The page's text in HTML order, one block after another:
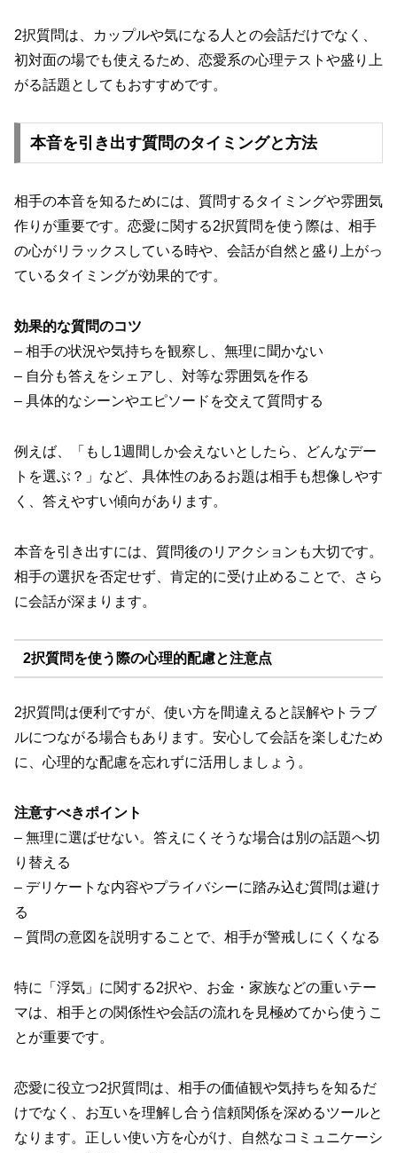
2択質問は、カップルや気になる人との会話だけでなく、
初対面の場でも使えるため、恋愛系の心理テストや盛り上
がる話題としてもおすすめです。
本音を引き出す質問のタイミングと方法
相手の本音を知るためには、質問するタイミングや雰囲気
作りが重要です。恋愛に関する2択質問を使う際は、相手
の心がリラックスしている時や、会話が自然と盛り上がっ
ているタイミングが効果的です。
効果的な質問のコツ
– 相手の状況や気持ちを観察し、無理に聞かない
– 自分も答えをシェアし、対等な雰囲気を作る
– 具体的なシーンやエピソードを交えて質問する
例えば、「もし1週間しか会えないとしたら、どんなデー
トを選ぶ？」など、具体性のあるお題は相手も想像しやす
く、答えやすい傾向があります。
本音を引き出すには、質問後のリアクションも大切です。
相手の選択を否定せず、肯定的に受け止めることで、さら
に会話が深まります。
2択質問を使う際の心理的配慮と注意点
2択質問は便利ですが、使い方を間違えると誤解やトラブ
ルにつながる場合もあります。安心して会話を楽しむため
に、心理的な配慮を忘れずに活用しましょう。
注意すべきポイント
– 無理に選ばせない。答えにくそうな場合は別の話題へ切
り替える
– デリケートな内容やプライバシーに踏み込む質問は避け
る
– 質問の意図を説明することで、相手が警戒しにくくなる
特に「浮気」に関する2択や、お金・家族などの重いテー
マは、相手との関係性や会話の流れを見極めてから使うこ
とが重要です。
恋愛に役立つ2択質問は、相手の価値観や気持ちを知るだ
けでなく、お互いを理解し合う信頼関係を深めるツールと
なります。正しい使い方を心がけ、自然なコミュニケーシ